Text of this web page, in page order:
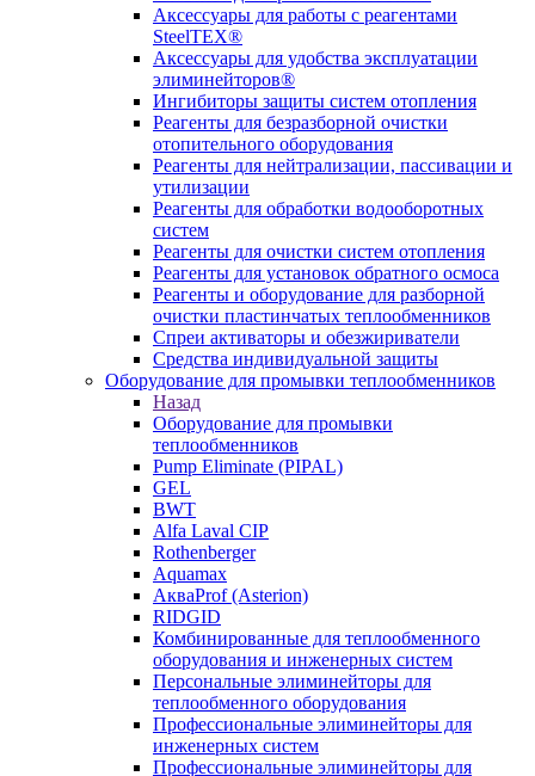
Аксессуары для работы с реагентами
SteelTEX®
Аксессуары для удобства эксплуатации
элиминейторов®
Ингибиторы защиты систем отопления
Реагенты для безразборной очистки
отопительного оборудования
Реагенты для нейтрализации, пассивации и
утилизации
Реагенты для обработки водооборотных
систем
Реагенты для очистки систем отопления
Реагенты для установок обратного осмоса
Реагенты и оборудование для разборной
очистки пластинчатых теплообменников
Спреи активаторы и обезжириватели
Средства индивидуальной защиты
Оборудование для промывки теплообменников
Назад
Оборудование для промывки
теплообменников
Pump Eliminate (PIPAL)
GEL
BWT
Alfa Laval CIP
Rothenberger
Aquamax
АкваProf (Asterion)
RIDGID
Комбинированные для теплообменного
оборудования и инженерных систем
Персональные элиминейторы для
теплообменного оборудования
Профессиональные элиминейторы для
инженерных систем
Профессиональные элиминейторы для